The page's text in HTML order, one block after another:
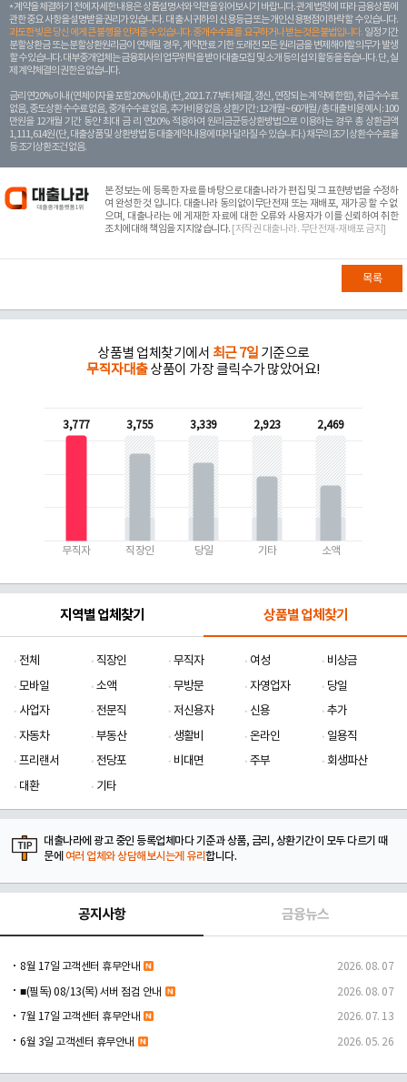
계약을 체결하기 전에 자세한 내용은 상품설명서와 약관을 읽어보시기 바랍니다. 관계 법령에 따라 금융상품에
관한 중요 사항을 설명받을 권리가 있습니다. 대 출 시 귀하의 신용등급 또는 개인신용평점이 하락할 수 있습니다.
과도한 빚은 당신 에게 큰 불행을 안겨줄 수 있습니다. 중개수수료를 요구하거나 받는 것은 불법입니다. 일정 기간
분할상환금 또는 분할상환원리금이 연체될 경우, 계약만료 기한 도래전 모든 원리금을 변제해야할 의무가 발생
할 수 있습니다. 대부중개업체는 금융회사의 업무위탁을 받아 대출모집 및 소개 등의 섭외 활동을 돕습니다. 단, 실
제 계약체결의 권한은 없습니다.
금리 연20% 이내 (연체이자율 포함 20% 이내) (단, 2021. 7. 7부터 체결, 갱신, 연장되는 계 약에 한함), 취급수수료
없음, 중도상환 수수료 없음, 중개수수료 없음, 추가비용 없음. 상환기간 : 12개월 ~ 60개월 / 총 대출 비용 예시 : 100
만원을 12개월 기간 동안 최대 금 리 연20% 적용하여 원리금균등상환방법으로 이용하는 경우 총 상환금액
1,111,614원 (단, 대출상품 및 상환방법 등 대출계약 내용에 따라 달라질 수 있습니다.) 채무의 조기 상환수수료율
등 조기상환조건 없음.
본 정보는에 등록한 자료를 바탕으로 대출나라가 편집 및 그 표현방법을 수정하
여 완성한 것 입니다. 대출나라 동의없이무단전재 또는 재배포, 재가공 할 수 없
으며, 대출나라는 에 게재한 자료에 대한 오류와 사용자가 이를 신뢰하여 취한
조치에대해 책임을 지지않습니다. [저작권 대출나라. 무단전재-재배포 금지]
목록
상품별 업체찾기에서 최근 7일 기준으로
무직자대출상품이 가장 클릭수가 많았어요!
3,777
무직자
3,755
직장인
3,339
당일
2,923
기타
2,469
소액
지역별 업체찾기 상품별 업체찾기
전체 직장인 무직자 여성
비상금
모바일
소액 무방문 자영업자
당일
사업자
전문직 저신용자 신용
추가
자동차
부동산 생활비 온라인
일용직
프리랜서
전당포 비대면 주부
회생파산
대환
기타
대출나라에 광고 중인 등록업체마다 기준과 상품, 금리, 상환기간이 모두 다르기 때
문에 여러 업체와 상담해보시는게 유리합니다.
공지사항 금융뉴스
8월 17일 고객센터 휴무안내 2026. 08. 07
■(필독) 08/13(목) 서버 점검 안내 2026. 08. 07
7월 17일 고객센터 휴무안내 2026. 07. 13
6월 3일 고객센터 휴무안내 2026. 05. 26